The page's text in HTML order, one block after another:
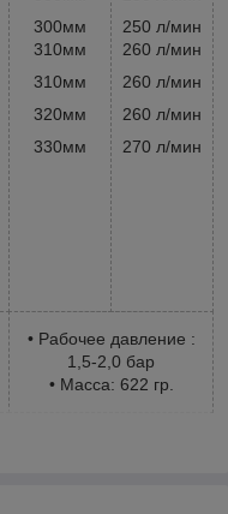
300мм
310мм
310мм
320мм
330мм
250 л/мин
260 л/мин
260 л/мин
260 л/мин
270 л/мин
• Рабочее давление :
1,5-2,0 бар
• Масса: 622 гр.